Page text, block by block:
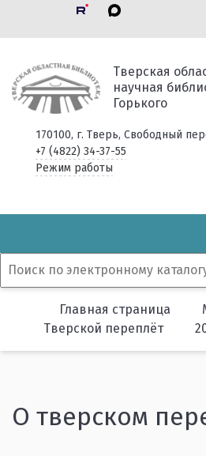
Тверская
научная
Горького
170100, г. Тверь, Свободный
+7 (4822) 34-37-55
Режим работы
Главная страница
Тверской переплёт
О тверском